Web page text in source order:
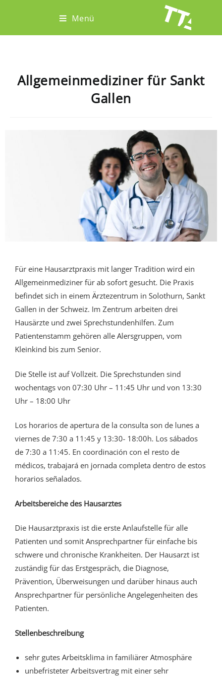
Menü
Allgemeinmediziner für Sankt
Gallen
Für eine Hausarztpraxis mit langer Tradition wird ein
Allgemeinmediziner für ab sofort gesucht. Die Praxis
befindet sich in einem Ärztezentrum in Solothurn, Sankt
Gallen in der Schweiz. Im Zentrum arbeiten drei
Hausärzte und zwei Sprechstundenhilfen. Zum
Patientenstamm gehören alle Alersgruppen, vom
Kleinkind bis zum Senior.
Die Stelle ist auf Vollzeit. Die Sprechstunden sind
wochentags von 07:30 Uhr – 11:45 Uhr und von 13:30
Uhr – 18:00 Uhr
Los horarios de apertura de la consulta son de lunes a
viernes de 7:30 a 11:45 y 13:30- 18:00h. Los sábados
de 7:30 a 11:45. En coordinación con el resto de
médicos, trabajará en jornada completa dentro de estos
horarios señalados.
Arbeitsbereiche des Hausarztes
Die Hausarztpraxis ist die erste Anlaufstelle für alle
Patienten und somit Ansprechpartner für einfache bis
schwere und chronische Krankheiten. Der Hausarzt ist
zuständig für das Erstgespräch, die Diagnose,
Prävention, Überweisungen und darüber hinaus auch
Ansprechpartner für persönliche Angelegenheiten des
Patienten.
Stellenbeschreibung
sehr gutes Arbeitsklima in familiärer Atmosphäre
unbefristeter Arbeitsvertrag mit einer sehr